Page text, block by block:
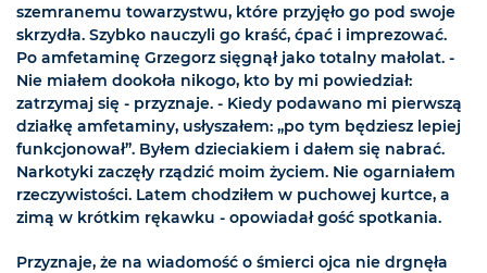
szemranemu towarzystwu, które przyjęło go pod swoje
skrzydła. Szybko nauczyli go kraść, ćpać i imprezować.
Po amfetaminę Grzegorz sięgnął jako totalny małolat. -
Nie miałem dookoła nikogo, kto by mi powiedział:
zatrzymaj się - przyznaje. - Kiedy podawano mi pierwszą
działkę amfetaminy, usłyszałem: „po tym będziesz lepiej
funkcjonował”. Byłem dzieciakiem i dałem się nabrać.
Narkotyki zaczęły rządzić moim życiem. Nie ogarniałem
rzeczywistości. Latem chodziłem w puchowej kurtce, a
zimą w krótkim rękawku - opowiadał gość spotkania.
Przyznaje, że na wiadomość o śmierci ojca nie drgnęła